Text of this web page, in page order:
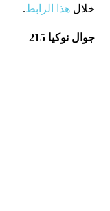
خلالهذا الرابط.
جوال نوكيا 215